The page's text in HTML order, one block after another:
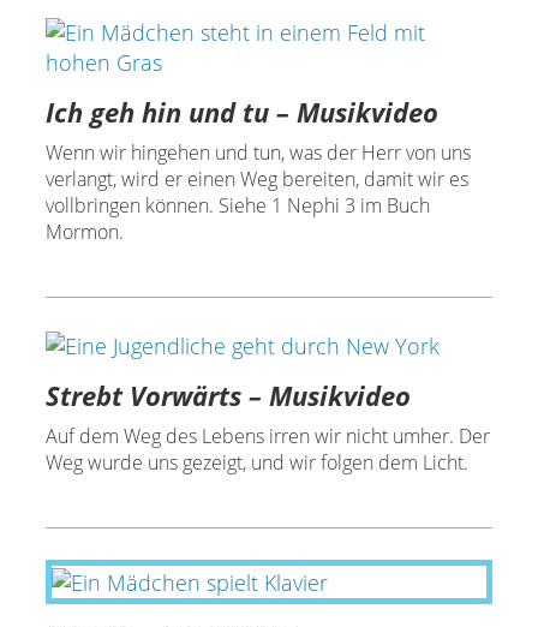
Ich geh hin und tu – Musikvideo
Wenn wir hingehen und tun, was der Herr von uns
verlangt, wird er einen Weg bereiten, damit wir es
vollbringen können. Siehe 1 Nephi 3 im Buch
Mormon.
Strebt Vorwärts – Musikvideo
Auf dem Weg des Lebens irren wir nicht umher. Der
Weg wurde uns gezeigt, und wir folgen dem Licht.